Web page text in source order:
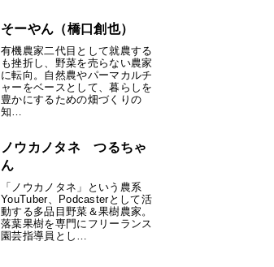
そーやん（橋口創也）
有機農家二代目として就農する
も挫折し、野菜を売らない農家
に転向。自然農やパーマカルチ
ャーをベースとして、暮らしを
豊かにするための畑づくりの
知…
ノウカノタネ つるちゃ
ん
「ノウカノタネ」という農系
YouTuber、Podcasterとして活
動する多品目野菜＆果樹農家。
落葉果樹を専門にフリーランス
園芸指導員とし…